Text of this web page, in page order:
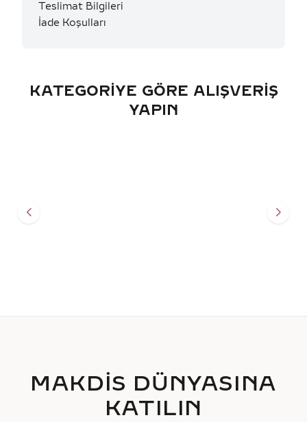
Teslimat Bilgileri
İade Koşulları
KATEGORIYE GÖRE ALIŞVERIŞ
YAPIN
MAKDİS DÜNYASINA
KATILIN